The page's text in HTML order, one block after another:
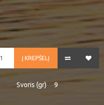
Į KREPŠELĮ
Svoris (gr) 9